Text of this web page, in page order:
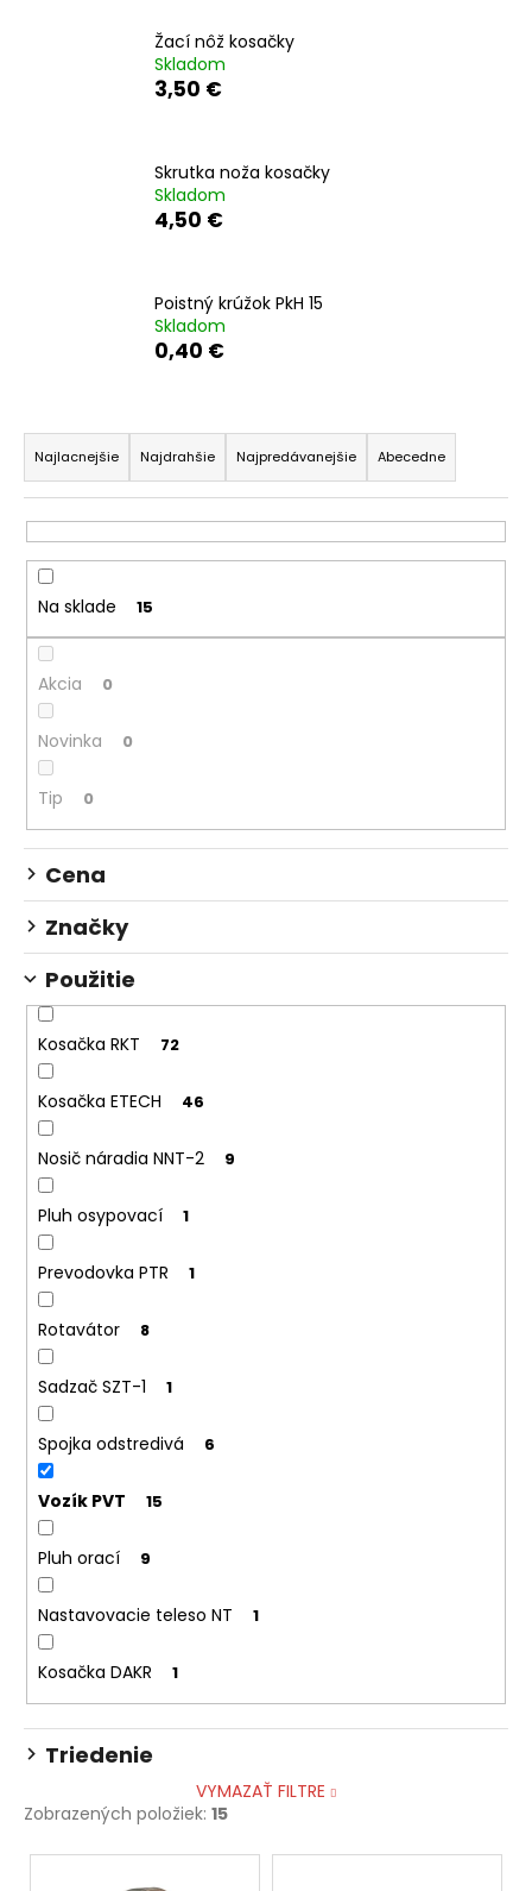
Žací nôž kosačky
Skladom
3,50 €
Skrutka noža kosačky
Skladom
4,50 €
Poistný krúžok PkH 15
Skladom
0,40 €
R
a
d
e
n
e
p
o
d
u
t
o
v
Najlacnejšie Najdrahšie Najpredávanejšie Abecedne
Na sklade 15
Akcia 0
Novinka 0
Tip 0
Cena
Značky
Použitie
Kosačka RKT 72
Kosačka ETECH 46
Nosič náradia NNT-2 9
Pluh osypovací 1
Prevodovka PTR 1
Rotavátor 8
Sadzač SZT-1 1
Spojka odstredivá 6
Vozík PVT 15
Pluh orací 9
Nastavovacie teleso NT 1
Kosačka DAKR 1
Triedenie
VYMAZAŤ FILTRE
Zobrazených položiek: 15
V